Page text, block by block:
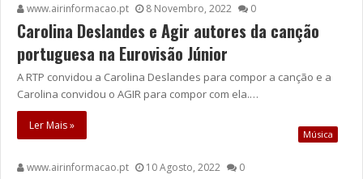
www.airinformacao.pt 8 Novembro, 2022 0
Carolina Deslandes e Agir autores da canção
portuguesa na Eurovisão Júnior
A RTP convidou a Carolina Deslandes para compor a canção e a
Carolina convidou o AGIR para compor com ela.…
Ler Mais »
Música
www.airinformacao.pt 10 Agosto, 2022 0